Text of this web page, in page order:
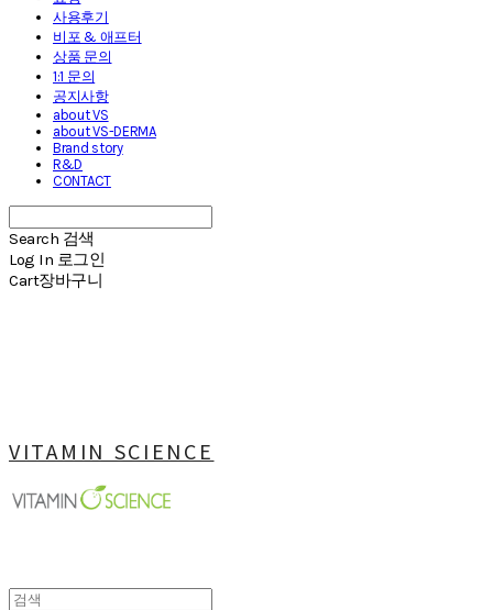
사용후기
비포 & 애프터
상품 문의
1:1 문의
공지사항
about VS
about VS-DERMA
Brand story
R&D
CONTACT
Search 검색
Log In 로그인
Cart장바구니
VITAMIN SCIENCE